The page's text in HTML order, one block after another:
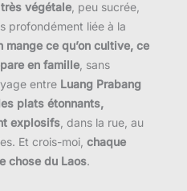
très végétale , peu sucrée,
profondément liée à la
mange ce qu’on cultive, ce
en famille , sans
entre Luang Prabang
plats étonnants,
explosifs , dans la rue, au
Et crois-moi, chaque
chose du Laos.